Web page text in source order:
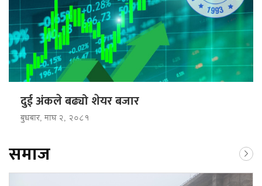
दुई अंकले बढ्यो शेयर बजार
बुधबार, माघ २, २०८१
समाज